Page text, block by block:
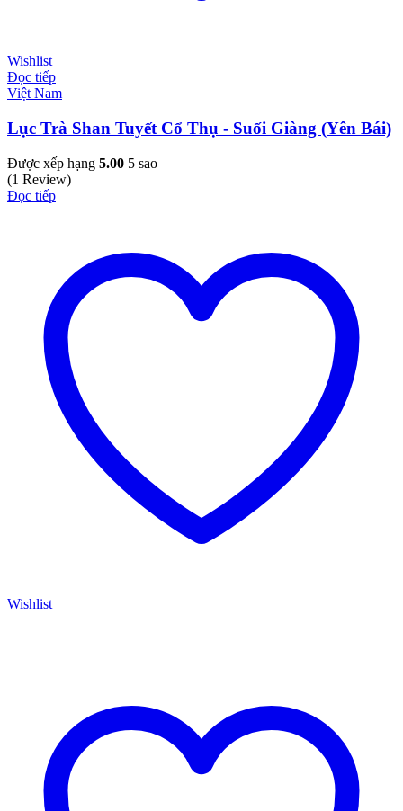
Wishlist
Đọc tiếp
Việt Nam
Lục Trà Shan Tuyết Cổ Thụ - Suối Giàng (Yên Bái)
Được xếp hạng 5.00 5 sao
(1 Review)
Đọc tiếp
Wishlist